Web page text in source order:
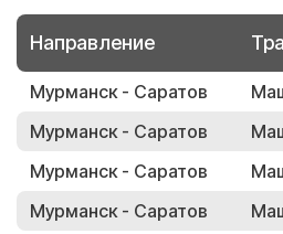
Направление
Мурманск - Саратов
Мурманск - Саратов
Мурманск - Саратов
Мурманск - Саратов